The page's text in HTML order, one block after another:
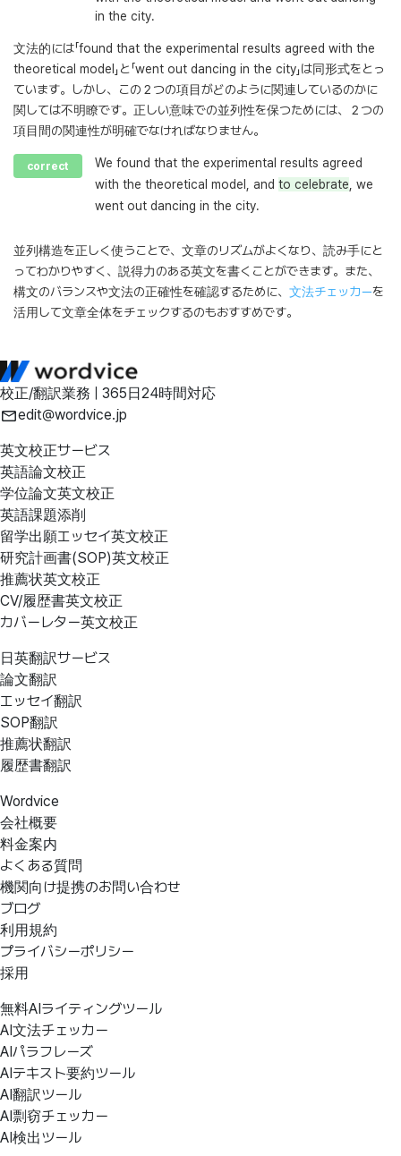
in the city.
文法的には「found that the experimental results agreed with the
theoretical model」と「went out dancing in the city」は同形式をとっ
ています。しかし、この２つの項目がどのように関連しているのかに
関しては不明瞭です。正しい意味での並列性を保つためには、２つの
項目間の関連性が明確でなければなりません。
correct
We found that the experimental results agreed
with the theoretical model, and to celebrate , we
went out dancing in the city.
並列構造を正しく使うことで、文章のリズムがよくなり、読み手にと
ってわかりやすく、説得力のある英文を書くことができます。また、
構文のバランスや文法の正確性を確認するために、 文法チェッカーを
活用して文章全体をチェックするのもおすすめです。
校正/翻訳業務 | 365日24時間対応
edit@wordvice.jp
英文校正サービス
英語論文校正
学位論文英文校正
英語課題添削
留学出願エッセイ英文校正
研究計画書(SOP)英文校正
推薦状英文校正
CV/履歴書英文校正
カバーレター英文校正
日英翻訳サービス
論文翻訳
エッセイ翻訳
SOP翻訳
推薦状翻訳
履歴書翻訳
Wordvice
会社概要
料金案内
よくある質問
機関向け提携のお問い合わせ
ブログ
利用規約
プライバシーポリシー
採用
無料AIライティングツール
AI文法チェッカー
AIパラフレーズ
AIテキスト要約ツール
AI翻訳ツール
AI剽窃チェッカー
AI検出ツール